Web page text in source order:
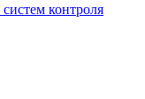
контроля